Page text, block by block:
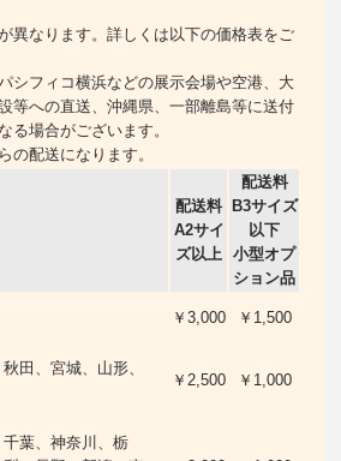
異なります。詳しくは以下の価格表をご
シフィコ横浜などの展示会場や空港、大
等への直送、沖縄県、一部離島等に送付
る場合がございます。
の配送になります。
配送料
A2サイ
ズ以上
配送料
B3サイズ
以下
小型オプ
ション品
￥3,000 ￥1,500
田、宮城、山形、
￥2,500 ￥1,000
葉、神奈川、栃